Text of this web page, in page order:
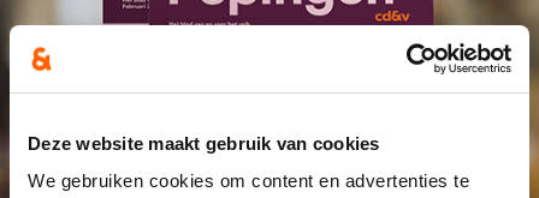
Deze website maakt gebruik van cookies
We gebruiken cookies om content en advertenties te